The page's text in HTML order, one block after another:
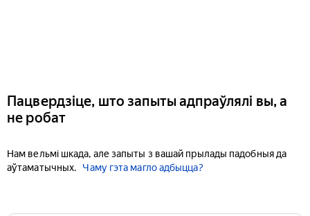
Пацвердзіце, што запыты адпраўлялі вы, а
не робат
Нам вельмі шкада, але запыты з вашай прылады падобныя да
аўтаматычных.
Чаму гэта магло адбыцца?